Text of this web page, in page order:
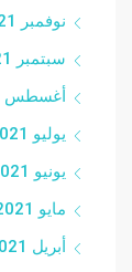
نوفمبر 2021
سبتمبر 2021
أغسطس 2021
يوليو 2021
يونيو 2021
مايو 2021
أبريل 2021